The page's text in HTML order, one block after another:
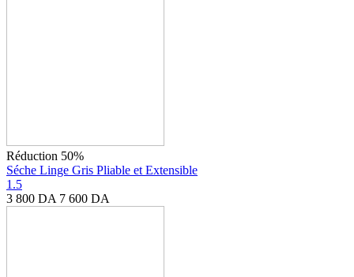
Réduction 50%
Séche Linge Gris Pliable et Extensible
1.5
3 800 DA 7 600 DA